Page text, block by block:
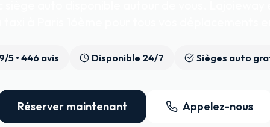
/5 • 446 avis Disponible 24/7 Sièges auto
Réserver maintenant Appelez-nous